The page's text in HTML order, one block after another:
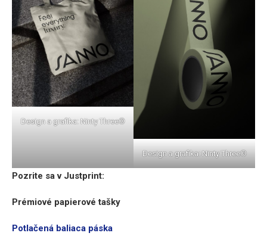
Design a grafika: Ninty Three©
Design a grafika: Ninty Three©
Pozrite sa v Justprint:
Prémiové papierové tašky
Potlačená baliaca páska